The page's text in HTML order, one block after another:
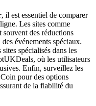
, il est essentiel de comparer
Les sites comme
des réductions
événements spéciaux.
spécialisés dans les
où les utilisateurs
Enfin, surveillez les
pour des options
de la fiabilité du